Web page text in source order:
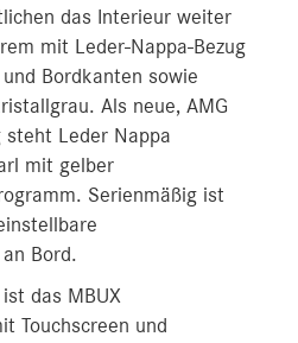
das Interieur weiter
mit Leder-Nappa-Bezug
Bordkanten sowie
Als neue, AMG
steht Leder Nappa
mit gelber
Serienmäßig ist
Bord.
das MBUX
Touchscreen und